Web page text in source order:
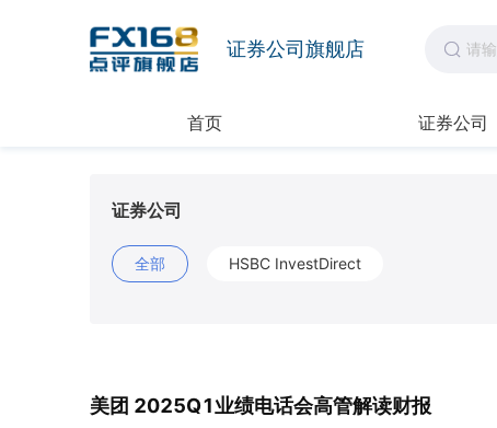
证券公司旗舰店
首页 证券公司
证券公司
全部 HSBC InvestDirect
美团 2025Q1业绩电话会高管解读财报